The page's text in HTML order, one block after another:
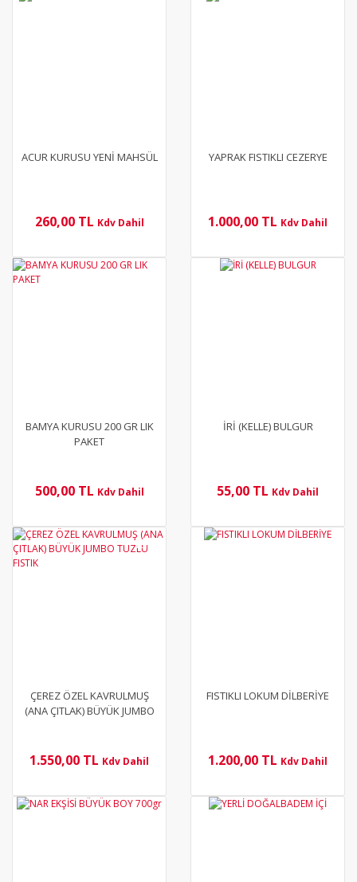
ACUR KURUSU YENİ MAHSÜL
260,00 TL Kdv Dahil
YAPRAK FISTIKLI CEZERYE
1.000,00 TL Kdv Dahil
BAMYA KURUSU 200 GR LIK
PAKET
500,00 TL Kdv Dahil
İRİ (KELLE) BULGUR
55,00 TL Kdv Dahil
YENİ
ÇEREZ ÖZEL KAVRULMUŞ
(ANA ÇITLAK) BÜYÜK JUMBO
1.550,00 TL Kdv Dahil
FISTIKLI LOKUM DİLBERİYE
1.200,00 TL Kdv Dahil